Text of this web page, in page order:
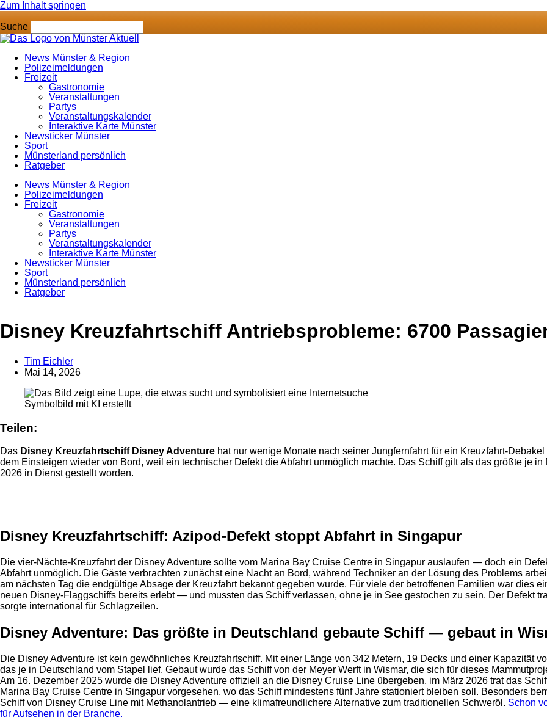
Zum Inhalt springen
Suche
News Münster & Region
Polizeimeldungen
Freizeit
Gastronomie
Veranstaltungen
Partys
Veranstaltungskalender
Interaktive Karte Münster
Newsticker Münster
Sport
Münsterland persönlich
Ratgeber
News Münster & Region
Polizeimeldungen
Freizeit
Gastronomie
Veranstaltungen
Partys
Veranstaltungskalender
Interaktive Karte Münster
Newsticker Münster
Sport
Münsterland persönlich
Ratgeber
Anzeige
Disney Kreuzfahrtschiff Antriebsprobleme: 6700
Tim Eichler
Mai 14, 2026
Symbolbild mit KI erstellt
Teilen:
Das Disney Kreuzfahrtschiff Disney Adventure hat nur wenige Monate nach seiner Jungfernfahrt für ein Kreuzfahrt-
dem Einsteigen wieder von Bord, weil ein technischer Defekt die Abfahrt unmöglich machte. Das Schiff gilt als das größte je
2026 in Dienst gestellt worden.
Disney Kreuzfahrtschiff: Azipod-Defekt stoppt Abfahrt in Singapur
Die vier-Nächte-Kreuzfahrt der Disney Adventure sollte vom Marina Bay Cruise Centre in Singapur auslaufen — doch ein
Abfahrt unmöglich. Die Gäste verbrachten zunächst eine Nacht an Bord, während Techniker an der Lösung des Problems
am nächsten Tag die endgültige Absage der Kreuzfahrt bekannt gegeben wurde. Für viele der betroffenen Familien war dies
neuen Disney-Flaggschiffs bereits erlebt — und mussten das Schiff verlassen, ohne je in See gestochen zu sein. Der Defekt
sorgte international für Schlagzeilen.
Disney Adventure: Das größte in Deutschland gebaute Schiff — gebaut in
Die Disney Adventure ist kein gewöhnliches Kreuzfahrtschiff. Mit einer Länge von 342 Metern, 19 Decks und einer Kapazität
das je in Deutschland vom Stapel lief. Gebaut wurde das Schiff von der Meyer Werft in Wismar, die sich für dieses
Am 16. Dezember 2025 wurde die Disney Adventure offiziell an die Disney Cruise Line übergeben, im März 2026 trat das
Marina Bay Cruise Centre in Singapur vorgesehen, wo das Schiff mindestens fünf Jahre stationiert bleiben soll. Besonders
Schiff von Disney Cruise Line mit Methanolantrieb — eine klimafreundlichere Alternative zum traditionellen Schweröl. Schon
für Aufsehen in der Branche.